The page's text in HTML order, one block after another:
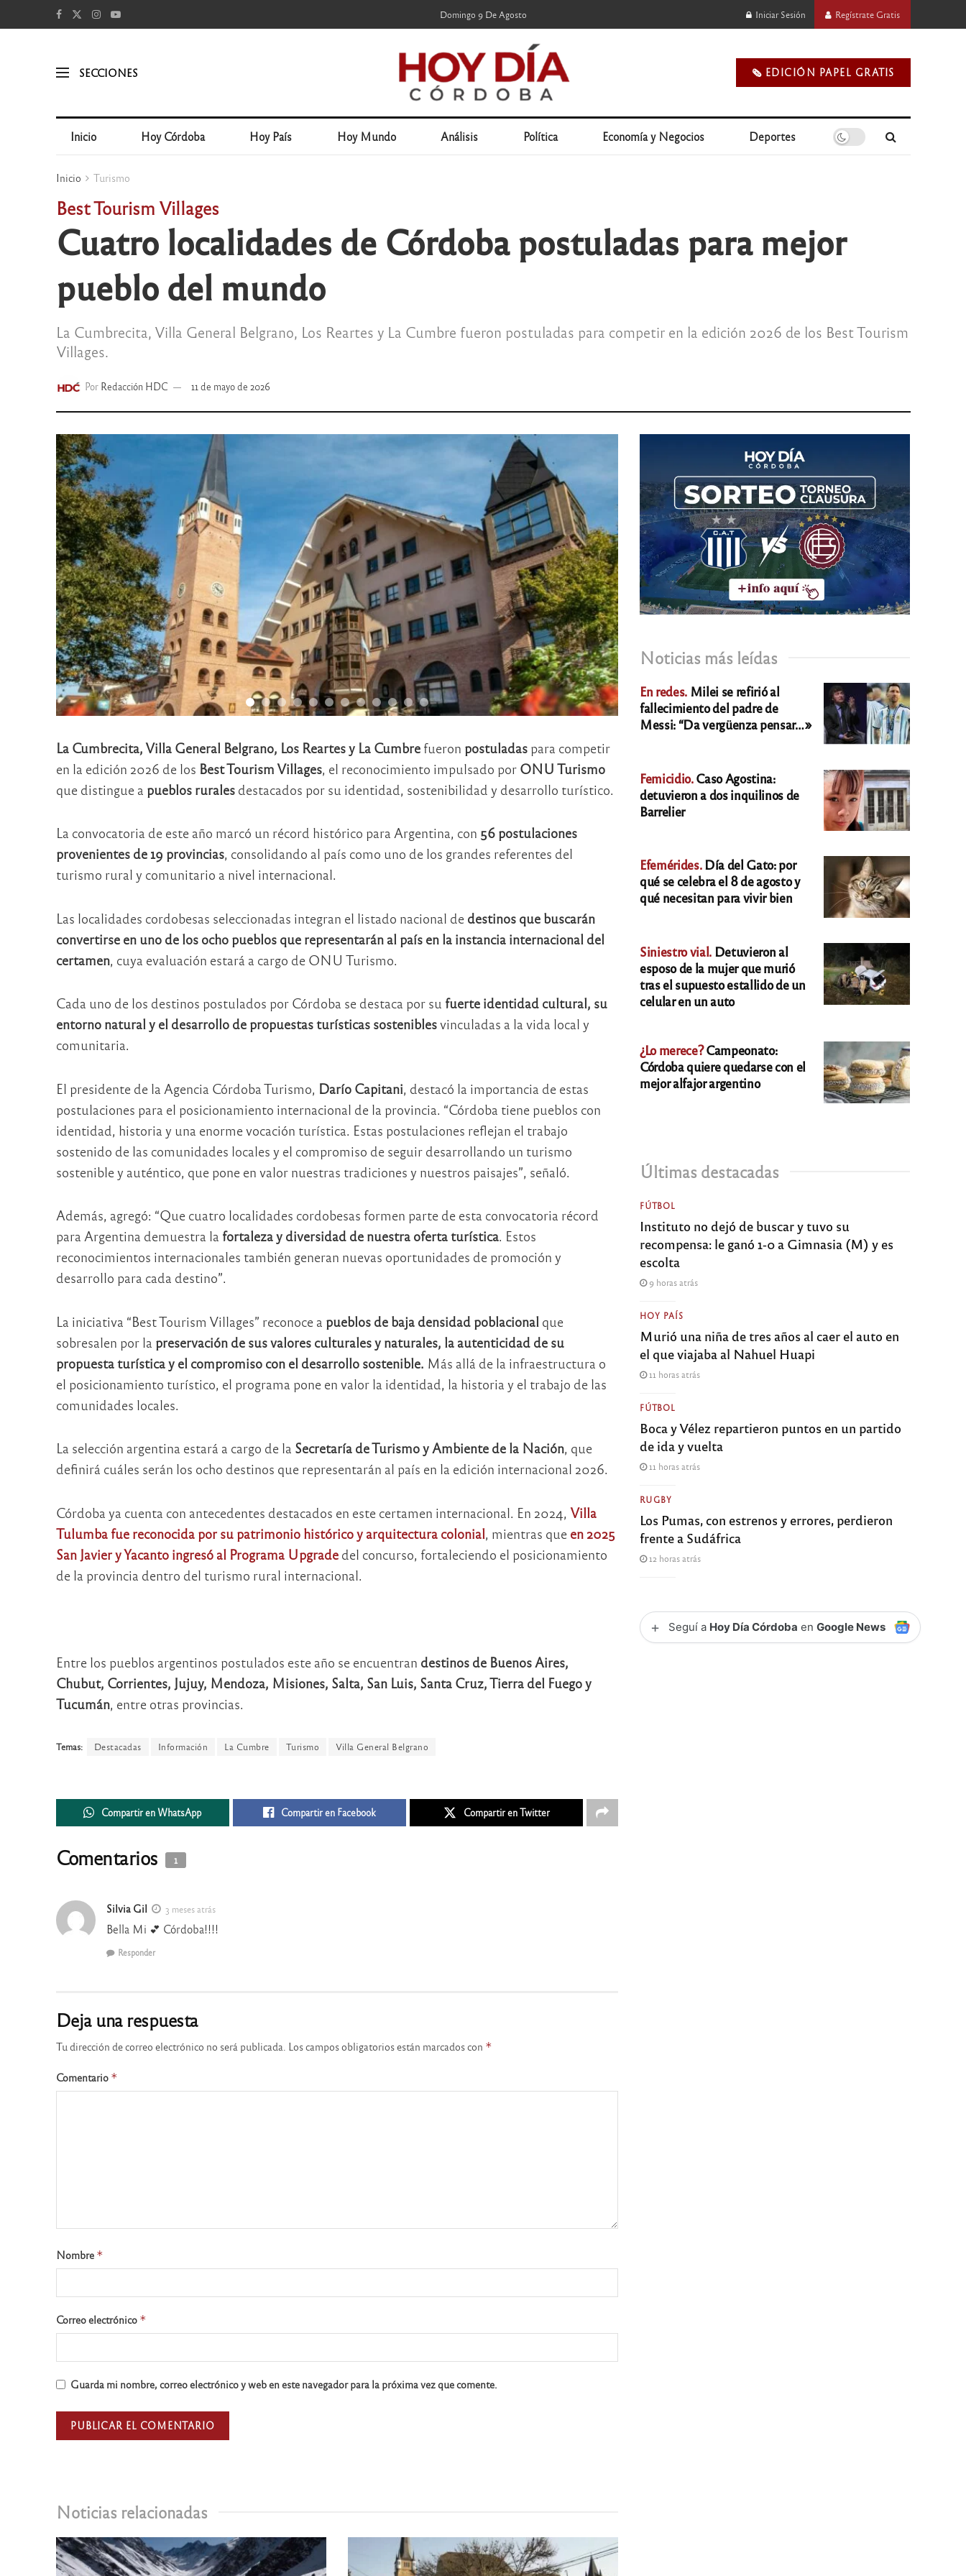
Domingo 9 De Agosto Iniciar Sesión Regístrate Gratis
SECCIONES 🗞️ EDICIÓN PAPEL GRATIS
Inicio Hoy Córdoba Hoy País Hoy Mundo Análisis Política Economía y Negocios Deportes
Inicio Turismo
Best Tourism Villages
Cuatro localidades de Córdoba postuladas para mejor
pueblo del mundo
La Cumbrecita, Villa General Belgrano, Los Reartes y La Cumbre fueron postuladas para competir en la edición 2026 de los Best Tourism
Villages.
Por Redacción HDC 11 de mayo de 2026
La Cumbrecita, Villa General Belgrano, Los Reartes y La Cumbrefueron postuladaspara competir
en la edición 2026 de los Best Tourism Villages, el reconocimiento impulsado por ONU Turismo
que distingue a pueblos ruralesdestacados por su identidad, sostenibilidad y desarrollo turístico.
La convocatoria de este año marcó un récord histórico para Argentina, con 56 postulaciones
provenientes de 19 provincias, consolidando al país como uno de los grandes referentes del
turismo rural y comunitario a nivel internacional.
Las localidades cordobesas seleccionadas integran el listado nacional de destinos que buscarán
convertirse en uno de los ocho pueblos que representarán al país en la instancia internacional del
certamen, cuya evaluación estará a cargo de ONU Turismo.
Cada uno de los destinos postulados por Córdoba se destaca por su fuerte identidad cultural, su
entorno natural y el desarrollo de propuestas turísticas sosteniblesvinculadas a la vida local y
comunitaria.
El presidente de la Agencia Córdoba Turismo, Darío Capitani, destacó la importancia de estas
postulaciones para el posicionamiento internacional de la provincia. “Córdoba tiene pueblos con
identidad, historia y una enorme vocación turística. Estas postulaciones reflejan el trabajo
sostenido de las comunidades locales y el compromiso de seguir desarrollando un turismo
sostenible y auténtico, que pone en valor nuestras tradiciones y nuestros paisajes”, señaló.
Además, agregó: “Que cuatro localidades cordobesas formen parte de esta convocatoria récord
para Argentina demuestra la fortaleza y diversidad de nuestra oferta turística. Estos
reconocimientos internacionales también generan nuevas oportunidades de promoción y
desarrollo para cada destino”.
La iniciativa “Best Tourism Villages” reconoce a pueblos de baja densidad poblacional que
sobresalen por la preservación de sus valores culturales y naturales, la autenticidad de su
propuesta turística y el compromiso con el desarrollo sostenible. Más allá de la infraestructura o
el posicionamiento turístico, el programa pone en valor la identidad, la historia y el trabajo de las
comunidades locales.
La selección argentina estará a cargo de la Secretaría de Turismo y Ambiente de la Nación, que
definirá cuáles serán los ocho destinos que representarán al país en la edición internacional 2026.
Córdoba ya cuenta con antecedentes destacados en este certamen internacional. En 2024, Villa
Tulumba fue reconocida por su patrimonio histórico y arquitectura colonial, mientras que en 2025
San Javier y Yacanto ingresó al Programa Upgrade del concurso, fortaleciendo el posicionamiento
de la provincia dentro del turismo rural internacional.
Entre los pueblos argentinos postulados este año se encuentran destinos de Buenos Aires,
Chubut, Corrientes, Jujuy, Mendoza, Misiones, Salta, San Luis, Santa Cruz, Tierra del Fuego y
Tucumán, entre otras provincias.
Temas: Destacadas Información La Cumbre Turismo Villa General Belgrano
Compartir en WhatsApp Compartir en Facebook Compartir en Twitter
Noticias relacionadas
Comentarios 1
Silvia Gil 3 meses atrás
Bella Mi 💕 Córdoba!!!!
Responder
Deja una respuesta
Tu dirección de correo electrónico no será publicada. Los campos obligatorios están marcados con *
Comentario *
Nombre *
Correo electrónico *
Guarda mi nombre, correo electrónico y web en este navegador para la próxima vez que comente.
Noticias más leídas
En redes. Milei se refirió al
fallecimiento del padre de
Messi: “Da vergüenza pensar…»
Femicidio.Caso Agostina:
detuvieron a dos inquilinos de
Barrelier
Efemérides.Día del Gato: por
qué se celebra el 8 de agosto y
qué necesitan para vivir bien
Siniestro vial. Detuvieron al
esposo de la mujer que murió
tras el supuesto estallido de un
celular en un auto
¿Lo merece?Campeonato:
Córdoba quiere quedarse con el
mejor alfajor argentino
Últimas destacadas
FÚTBOL
Instituto no dejó de buscar y tuvo su
recompensa: le ganó 1-0 a Gimnasia (M) y es
escolta
9 horas atrás
HOY PAÍS
Murió una niña de tres años al caer el auto en
el que viajaba al Nahuel Huapi
11 horas atrás
FÚTBOL
Boca y Vélez repartieron puntos en un partido
de ida y vuelta
11 horas atrás
RUGBY
Los Pumas, con estrenos y errores, perdieron
frente a Sudáfrica
12 horas atrás
+ Seguí a Hoy Día Córdoba enGoogle News